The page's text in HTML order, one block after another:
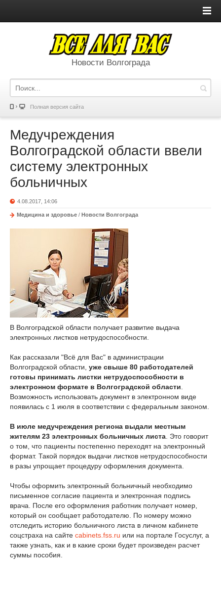
Новости Волгограда
Полная версия сайта
Медучреждения
Волгоградской области ввели
систему электронных
больничных
4.08.2017, 14:06
Медицина и здоровье / Новости Волгограда
В Волгоградской области получает развитие выдача
электронных листков нетрудоспособности.
Как рассказали "Всё для Вас" в администрации
Волгоградской области, уже свыше 80 работодателей
готовы принимать листки нетрудоспособности в
электронном формате в Волгоградской области
Возможность использовать документ в электронном виде
появилась с 1 июля в соответствии с федеральным законом.
В июле медучреждения региона выдали местным
жителям 23 электронных больничных листа . Это говорит
о том, что пациенты постепенно переходят на электронный
формат. Такой порядок выдачи листков нетрудоспособности
в разы упрощает процедуру оформления документа.
Чтобы оформить электронный больничный необходимо
письменное согласие пациента и электронная подпись
врача. После его оформления работник получает номер,
который он сообщает работодателю. По номеру можно
отследить историю больничного листа в личном кабинете
соцстраха на сайте cabinets.fss.ru или на портале Госуслуг, а
также узнать, как и в какие сроки будет произведен расчет
суммы пособия.